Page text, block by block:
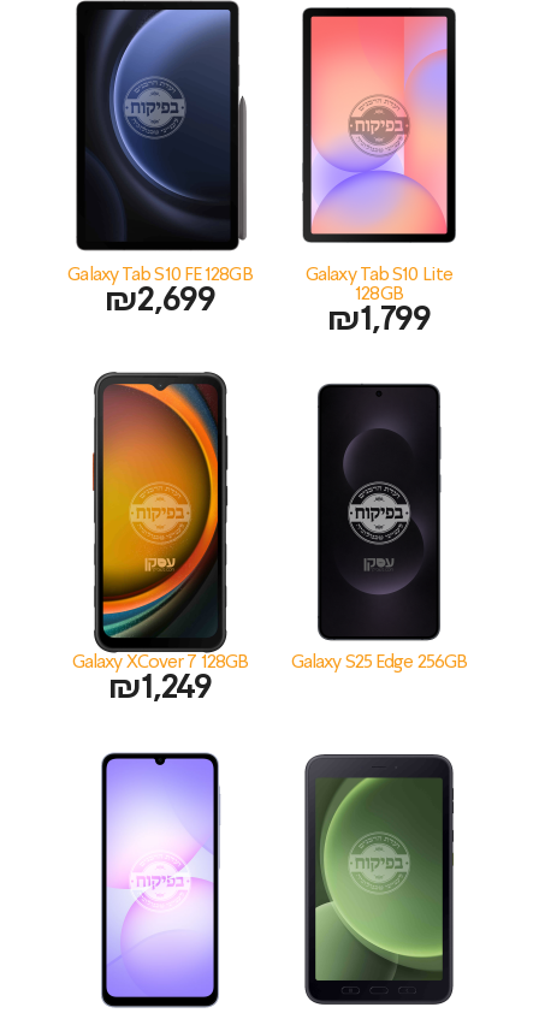
Galaxy Tab S10 Lite
128GB
₪1,799
Galaxy Tab S10 FE 128GB
₪2,699
Galaxy S25 Edge 256GB
Galaxy XCover 7 128GB
₪1,249